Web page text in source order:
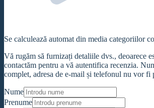
Se calculează automat din media categoriilor
Vă rugăm să furnizați detaliile dvs., deoarece
contactăm pentru a vă autentifica recenzia.
complet, adresa de e-mail și telefonul nu vor fi
Nume
Prenume